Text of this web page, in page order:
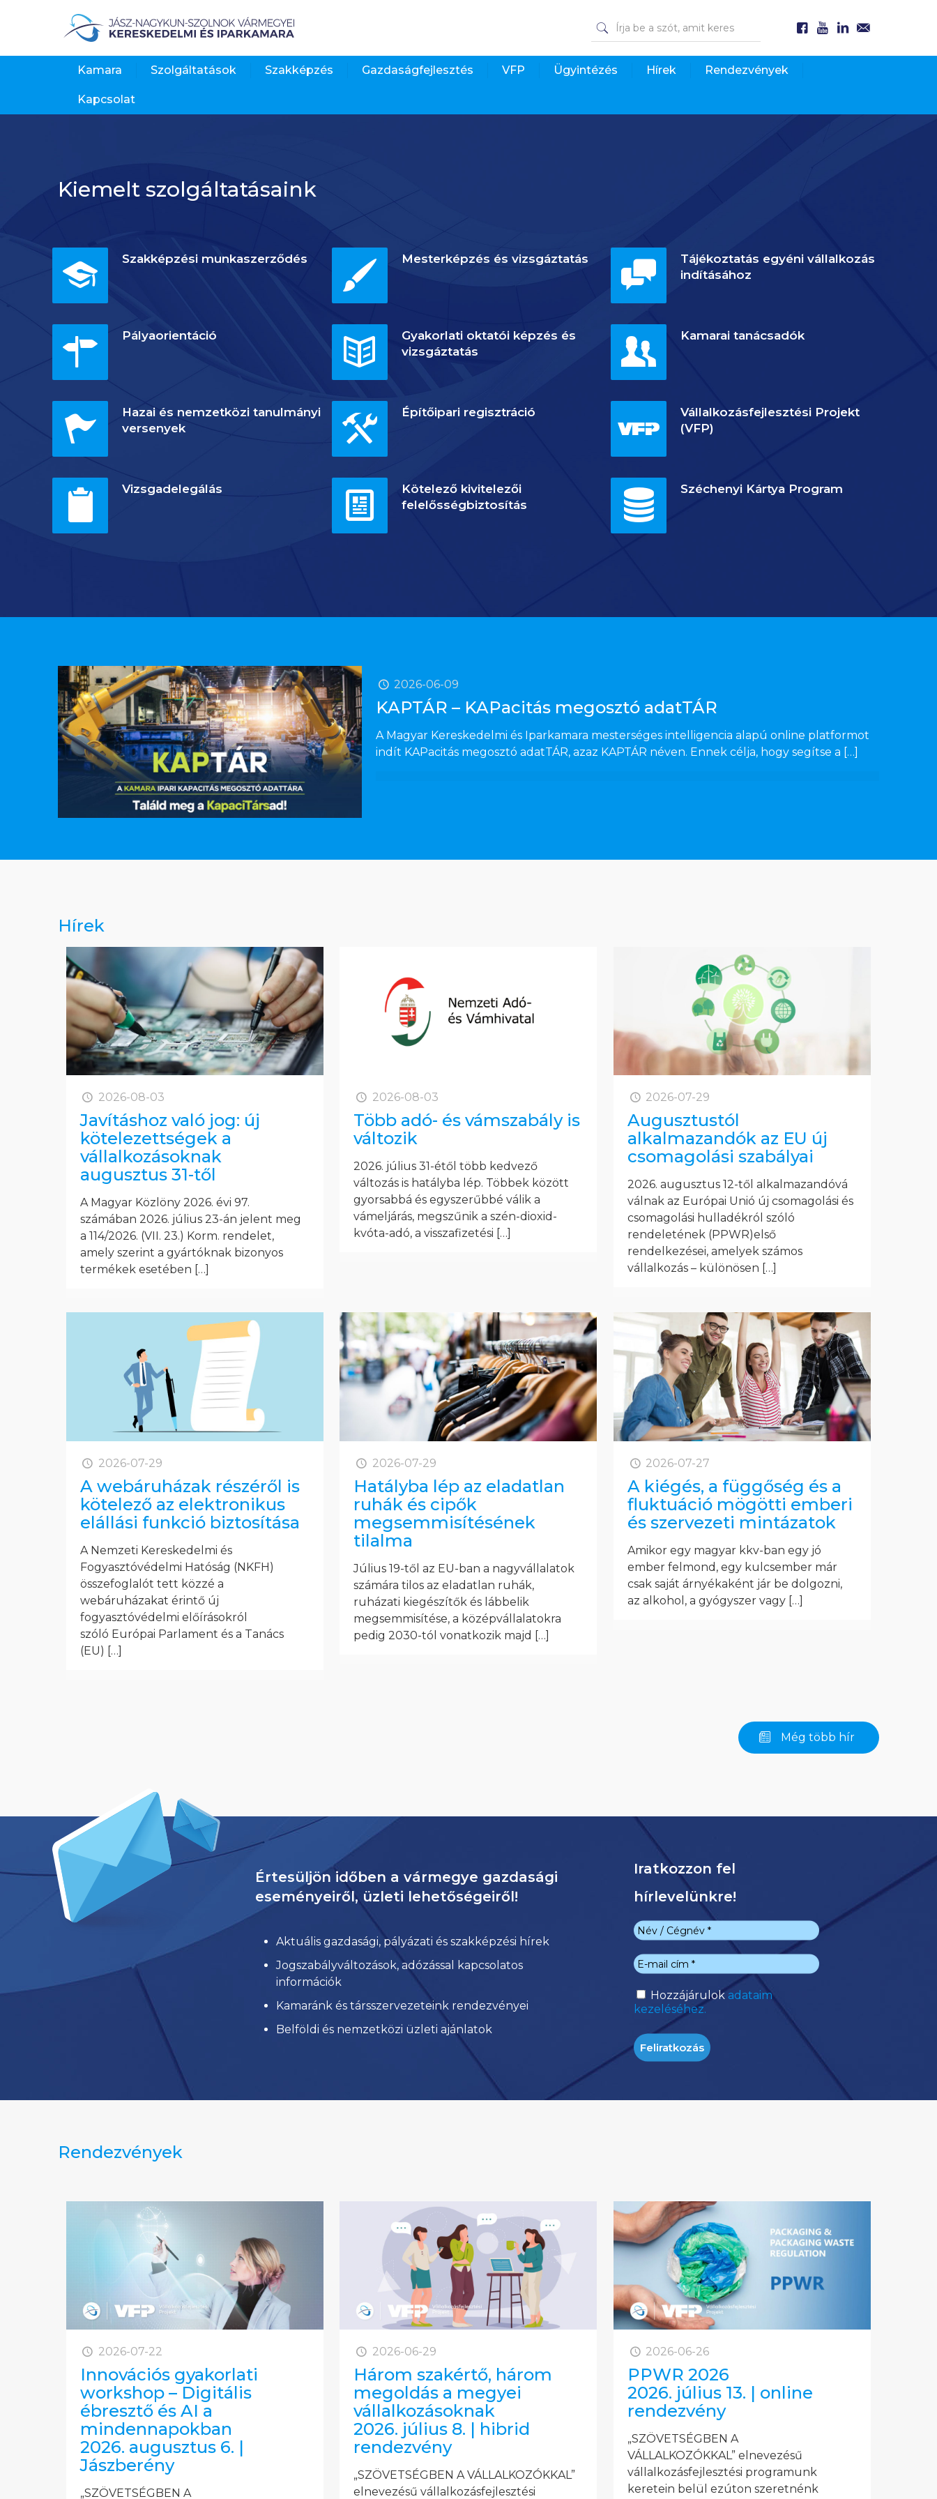
Kamara Szolgáltatások Szakképzés Gazdaságfejlesztés VFP Ügyintézés Hírek Rendezvények
Kapcsolat
Kiemelt szolgáltatásaink
Szakképzési munkaszerződés
Pályaorientáció
Hazai és nemzetközi tanulmányi
versenyek
Vizsgadelegálás
Mesterképzés és vizsgáztatás
Gyakorlati oktatói képzés és
vizsgáztatás
Építőipari regisztráció
Kötelező kivitelezői
felelősségbiztosítás
Tájékoztatás egyéni vállalkozás
indításához
Kamarai tanácsadók
Vállalkozásfejlesztési Projekt
(VFP)
Széchenyi Kártya Program
2026-06-09
KAPTÁR – KAPacitás megosztó adatTÁR
A Magyar Kereskedelmi és Iparkamara mesterséges intelligencia alapú online platformot
indít KAPacitás megosztó adatTÁR, azaz KAPTÁR néven. Ennek célja, hogy segítse a […]
Hírek
2026-08-03
Javításhoz való jog: új
kötelezettségek a
vállalkozásoknak
augusztus 31-től
A Magyar Közlöny 2026. évi 97.
számában 2026. július 23-án jelent meg
a 114/2026. (VII. 23.) Korm. rendelet,
amely szerint a gyártóknak bizonyos
termékek esetében […]
2026-08-03
Több adó- és vámszabály is
változik
2026. július 31-étől több kedvező
változás is hatályba lép. Többek között
gyorsabbá és egyszerűbbé válik a
vámeljárás, megszűnik a szén-dioxid-
kvóta-adó, a visszafizetési […]
2026-07-29
Augusztustól
alkalmazandók az EU új
csomagolási szabályai
2026. augusztus 12-től alkalmazandóvá
válnak az Európai Unió új csomagolási és
csomagolási hulladékról szóló
rendeletének (PPWR)első
rendelkezései, amelyek számos
vállalkozás – különösen […]
2026-07-29
A webáruházak részéről is
kötelező az elektronikus
elállási funkció biztosítása
A Nemzeti Kereskedelmi és
Fogyasztóvédelmi Hatóság (NKFH)
összefoglalót tett közzé a
webáruházakat érintő új
fogyasztóvédelmi előírásokról
szóló Európai Parlament és a Tanács
(EU) […]
2026-07-29
Hatályba lép az eladatlan
ruhák és cipők
megsemmisítésének
tilalma
Július 19-től az EU-ban a nagyvállalatok
számára tilos az eladatlan ruhák,
ruházati kiegészítők és lábbelik
megsemmisítése, a középvállalatokra
pedig 2030-tól vonatkozik majd […]
2026-07-27
A kiégés, a függőség és a
fluktuáció mögötti emberi
és szervezeti mintázatok
Amikor egy magyar kkv-ban egy jó
ember felmond, egy kulcsember már
csak saját árnyékaként jár be dolgozni,
az alkohol, a gyógyszer vagy[…]
Még több hír
Értesüljön időben a vármegye gazdasági
eseményeiről, üzleti lehetőségeiről!
Aktuális gazdasági, pályázati és szakképzési hírek
Jogszabályváltozások, adózással kapcsolatos
információk
Kamaránk és társszervezeteink rendezvényei
Belföldi és nemzetközi üzleti ajánlatok
Iratkozzon fel
hírlevelünkre!
Hozzájárulok adataim
kezeléséhez.
Rendezvények
2026-07-22
Innovációs gyakorlati
workshop – Digitális
ébresztő és AI a
mindennapokban
2026. augusztus 6. |
Jászberény
„SZÖVETSÉGBEN A
2026-06-29
Három szakértő, három
megoldás a megyei
vállalkozásoknak
2026. július 8. | hibrid
rendezvény
„SZÖVETSÉGBEN A VÁLLALKOZÓKKAL”
elnevezésű vállalkozásfejlesztési
2026-06-26
PPWR 2026
2026. július 13. | online
rendezvény
„SZÖVETSÉGBEN A
VÁLLALKOZÓKKAL” elnevezésű
vállalkozásfejlesztési programunk
keretein belül ezúton szeretnénk